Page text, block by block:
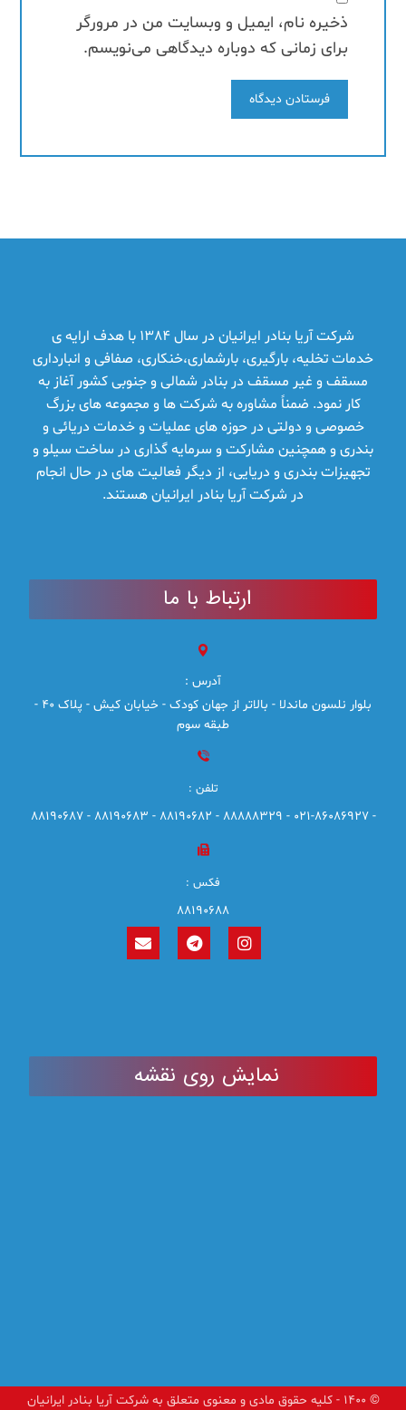
ذخیره نام، ایمیل و وبسایت من در مرورگر
برای زمانی که دوباره دیدگاهی می‌نویسم.
فرستادن دیدگاه
شرکت آریا بنادر ایرانیان در سال 1384 با هدف ارایه ­ی
خدمات تخلیه، بارگیری، بارشماری،خنکاری، صفافی و انبارداری
مسقف و غیر مسقف در بنادر شمالی و جنوبی کشور آغاز به
کار نمود. ضمناً مشاوره به شرکت ها و مجموعه­ های بزرگ
خصوصی و دولتی در حوزه­ های عملیات و خدمات دریائی و
بندری و همچنین مشارکت و سرمایه ­گذاری در ساخت سیلو و
تجهیزات بندری و دریایی، از دیگر فعالیت­ های در حال انجام
در شرکت آریا بنادر ایرانیان هستند.
ارتباط با ما
آدرس :
بلوار نلسون ماندلا - بالاتر از جهان کودک - خیابان کیش - پلاک 40 -
طبقه سوم
تلفن :
- 021-86086927 - 88888329 - 88190682 - 88190683 - 88190687
فکس :
88190688
نمایش روی نقشه
© ۱۴۰۰ - کلیه حقوق مادی و معنوی متعلق به شرکت آریا بنادر ایرانیان